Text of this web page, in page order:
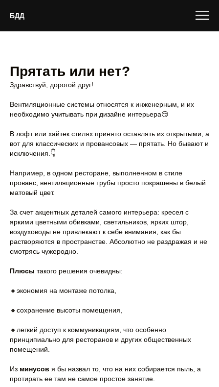
БДД
Прятать или нет?
Здравствуй, дорогой друг!
Вентиляционные системы относятся к инженерным, и их
необходимо учитывать при дизайне интерьера😏
В лофт или хайтек стилях принято оставлять их открытыми, а
вот для классических и провансовых — прятать. Но бывают и
исключения.👇
Например, в одном ресторане, выполненном в стиле
прованс, вентиляционные трубы просто покрашены в белый
матовый цвет.
За счет акцентных деталей самого интерьера: кресел с
яркими цветными обивками, светильников, ярких штор,
воздуховоды не привлекают к себе внимания, как бы
растворяются в пространстве. Абсолютно не раздражая и не
смотрясь чужеродно.
Плюсы такого решения очевидны:
🔸экономия на монтаже потолка,
🔸сохранение высоты помещения,
🔸легкий доступ к коммуникациям, что особенно
принципиально для ресторанов и других общественных
помещений.
Из минусов я бы назвал то, что на них собирается пыль, а
протирать ее там не самое простое занятие.